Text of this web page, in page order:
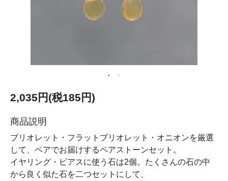
2,035円(税185円)
商品説明
ブリオレット・フラットブリオレット・オニオンを厳選
して、ペアでお届けするペアストーンセット。
イヤリング・ピアスに使う石は2個。たくさんの石の中
から良く似た石を二つセットにして、